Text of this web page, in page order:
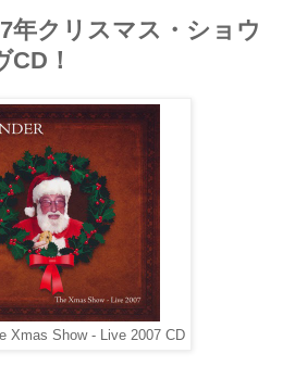
年クリスマス・ショウ
！
Xmas Show - Live 2007 CD